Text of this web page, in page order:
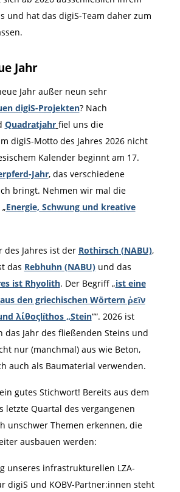
und hat das digiS-Team daher zum
Jahr
Jahr außer neun sehr
digiS-Projekten? Nach
Quadratjahr fiel uns die
digiS-Motto des Jahres 2026 nicht
Kalender beginnt am 17.
Jahr, das verschiedene
bringt. Nehmen wir mal die
Energie, Schwung und kreative
des Jahres ist der Rothirsch (NABU),
das Rebhuhn (NABU)und das
ist Rhyolith. Der Begriff „ist eine
den griechischen Wörtern ῥεῖν
λίθοςlíthos „Stein““. 2026 ist
das Jahr des fließenden Steins und
nur (manchmal) aus wie Beton,
auch als Baumaterial verwenden.
gutes Stichwort! Bereits aus dem
letzte Quartal des vergangenen
unschwer Themen erkennen, die
ausbauen werden:
unseres infrastrukturellen LZA-
digiS und KOBV-Partner:innen steht